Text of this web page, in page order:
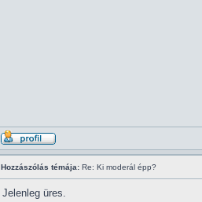
Hozzászólás témája: Re: Ki moderál épp?
Jelenleg üres.